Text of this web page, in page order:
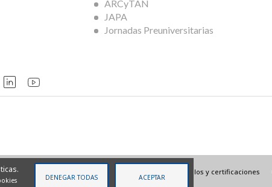
DENEGAR TODAS ACEPTAR
ARCyTAN
JAPA
Jornadas Preuniversitarias
reservados
Menú
Sellos y certificaciones
Aljamir | Dirigido por Visible Marketing